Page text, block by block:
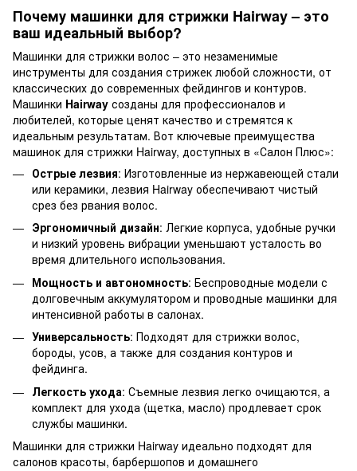
Почему машинки для стрижки Hairway – это
ваш идеальный выбор?
Машинки для стрижки волос – это незаменимые
инструменты для создания стрижек любой сложности, от
классических до современных фейдингов и контуров.
Машинки Hairway созданы для профессионалов и
любителей, которые ценят качество и стремятся к
идеальным результатам. Вот ключевые преимущества
машинок для стрижки Hairway, доступных в «Салон Плюс»:
Острые лезвия: Изготовленные из нержавеющей стали
или керамики, лезвия Hairway обеспечивают чистый
срез без рвания волос.
Эргономичный дизайн: Легкие корпуса, удобные ручки
и низкий уровень вибрации уменьшают усталость во
время длительного использования.
Мощность и автономность: Беспроводные модели с
долговечным аккумулятором и проводные машинки для
интенсивной работы в салонах.
Универсальность: Подходят для стрижки волос,
бороды, усов, а также для создания контуров и
фейдинга.
Легкость ухода: Съемные лезвия легко очищаются, а
комплект для ухода (щетка, масло) продлевает срок
службы машинки.
Машинки для стрижки Hairway идеально подходят для
салонов красоты, барбершопов и домашнего